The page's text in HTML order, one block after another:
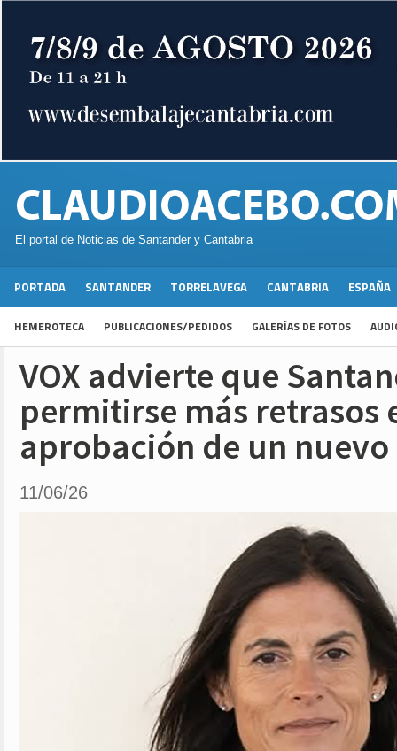
El portal de Noticias de Santander y Cantabria
PORTADA SANTANDER TORRELAVEGA CANTABRIA ESPAÑA
HEMEROTECA PUBLICACIONES/PEDIDOS GALERÍAS DE FOTOS
VOX advierte que
permitirse más retrasos
aprobación de un nuevo
11/06/26